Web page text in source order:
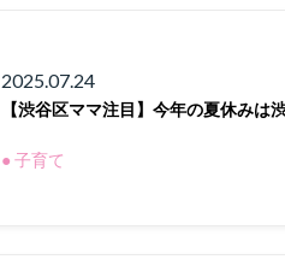
2025.07.24
【渋谷区ママ注目】今年の夏休み
● 子育て